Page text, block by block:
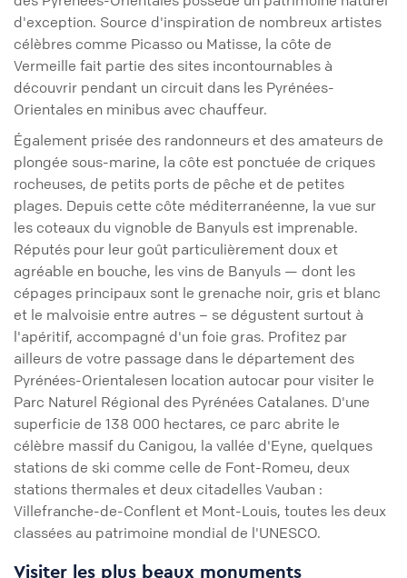
d'exception. Source d'inspiration de nombreux artistes
célèbres comme Picasso ou Matisse, la côte de
Vermeille fait partie des sites incontournables à
découvrir pendant un circuit dans les Pyrénées-
Orientales en minibus avec chauffeur.
Également prisée des randonneurs et des amateurs de
plongée sous-marine, la côte est ponctuée de criques
rocheuses, de petits ports de pêche et de petites
plages. Depuis cette côte méditerranéenne, la vue sur
les coteaux du vignoble de Banyuls est imprenable.
Réputés pour leur goût particulièrement doux et
agréable en bouche, les vins de Banyuls — dont les
cépages principaux sont le grenache noir, gris et blanc
et le malvoisie entre autres – se dégustent surtout à
l'apéritif, accompagné d'un foie gras. Profitez par
ailleurs de votre passage dans le département des
Pyrénées-Orientalesen location autocar pour visiter le
Parc Naturel Régional des Pyrénées Catalanes. D'une
superficie de 138 000 hectares, ce parc abrite le
célèbre massif du Canigou, la vallée d'Eyne, quelques
stations de ski comme celle de Font-Romeu, deux
stations thermales et deux citadelles Vauban :
Villefranche-de-Conflent et Mont-Louis, toutes les deux
classées au patrimoine mondial de l'UNESCO.
Visiter les plus beaux monuments